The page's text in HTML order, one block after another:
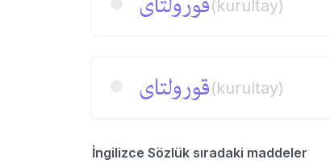
(kurultay)
قورولتای(kurultay)
İngilizce Sözlük sıradaki maddeler